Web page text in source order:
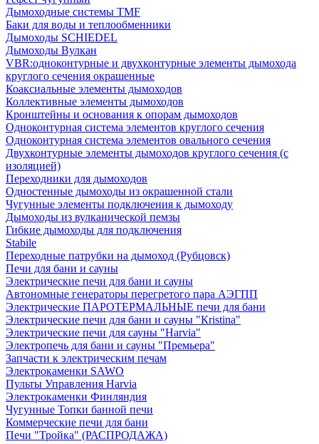
Дымоходные системы TMF
Баки для воды и теплообменники
Дымоходы SCHIEDEL
Дымоходы Вулкан
VBR:одноконтурные и двухконтурные элементы дымохода
круглого сечения окрашенные
Коаксиальные элементы дымоходов
Коллективные элементы дымоходов
Кронштейны и основания к опорам дымоходов
Одноконтурная система элементов круглого сечения
Одноконтурная система элементов овального сечения
Двухконтурные элементы дымоходов круглого сечения (с
изоляцией)
Переходники для дымоходов
Одностенные дымоходы из окрашенной стали
Чугунные элементы подключения к дымоходу
Дымоходы из вулканической пемзы
Гибкие дымоходы для подключения
Stabile
Переходные патрубки на дымоход (Рубцовск)
Печи для бани и сауны
Электрические печи для бани и сауны
Автономные генераторы перегретого пара АЭГПП
Электрические ПАРОТЕРМАЛЬНЫЕ печи для бани
Электрические печи для бани и сауны "Кristina"
Электрические печи для сауны "Harvia"
Электропечь для бани и сауны "Премьера"
Запчасти к электрическим печам
Электрокаменки SAWO
Пульты Управления Harvia
Электрокаменки Финляндия
Чугунные Топки банной печи
Коммерческие печи для бани
Печи "Тройка" (РАСПРОДАЖА)